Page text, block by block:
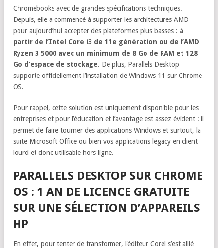
Chromebooks avec de grandes spécifications techniques.
Depuis, elle a commencé à supporter les architectures AMD
pour aujourd’hui accepter des plateformes plus basses : à
partir de l’Intel Core i3 de 11e génération ou de l’AMD
Ryzen 3 5000 avec un minimum de 8 Go de RAM et 128
Go d’espace de stockage. De plus, Parallels Desktop
supporte officiellement l’installation de Windows 11 sur Chrome
OS.
Pour rappel, cette solution est uniquement disponible pour les
entreprises et pour l’éducation et l’avantage est assez évident : il
permet de faire tourner des applications Windows et surtout, la
suite Microsoft Office ou bien vos applications legacy en client
lourd et donc utilisable hors ligne.
PARALLELS DESKTOP SUR CHROME
OS : 1 AN DE LICENCE GRATUITE
SUR UNE SÉLECTION D’APPAREILS
HP
En effet, pour tenter de transformer, l’éditeur Corel s’est allié